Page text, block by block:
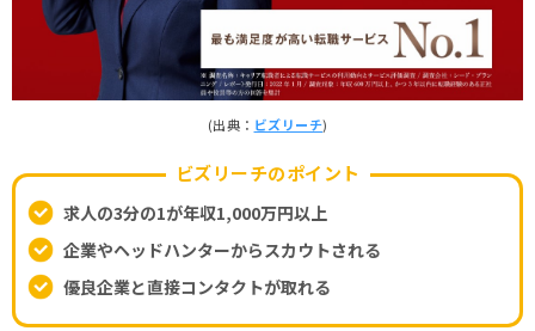
(出典： ビズリーチ)
ビズリーチのポイント
求人の3分の1が年収1,000万円以上
企業やヘッドハンターからスカウトされる
優良企業と直接コンタクトが取れる